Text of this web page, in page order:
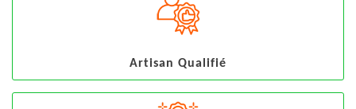
Artisan Qualifié